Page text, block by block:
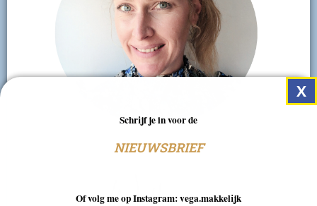
Schrijf je in voor de
NIEUWSBRIEF
Of volg me op Instagram: vega.makkelijk